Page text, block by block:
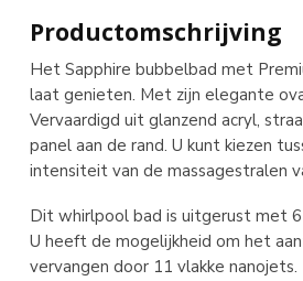
Productomschrijving
Het Sapphire bubbelbad met
laat genieten. Met zijn elegante
Vervaardigd uit glanzend acryl,
panel aan de rand. U kunt kiezen
intensiteit van de massagestralen
Dit whirlpool bad is uitgerust met
U heeft de mogelijkheid om het
vervangen door 11 vlakke nanojets.